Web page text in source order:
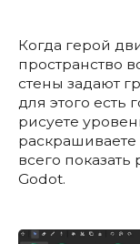
Когда герой
пространство
стены задают
для этого есть
рисуете
раскрашиваете
всего показать
Godot.